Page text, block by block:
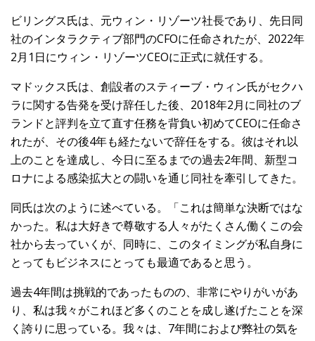
ビリングス氏は、元ウィン・リゾーツ社長であり、先日同
社のインタラクティブ部門のCFOに任命されたが、2022年
2月1日にウィン・リゾーツCEOに正式に就任する。
マドックス氏は、創設者のスティーブ・ウィン氏がセクハ
ラに関する告発を受け辞任した後、2018年2月に同社のブ
ランドと評判を立て直す任務を背負い初めてCEOに任命さ
れたが、その後4年も経たないで辞任をする。彼はそれ以
上のことを達成し、今日に至るまでの過去2年間、新型コ
ロナによる感染拡大との闘いを通じ同社を牽引してきた。
同氏は次のように述べている。「これは簡単な決断ではな
かった。私は大好きで尊敬する人々がたくさん働くこの会
社から去っていくが、同時に、このタイミングが私自身に
とってもビジネスにとっても最適であると思う。
過去4年間は挑戦的であったものの、非常にやりがいがあ
り、私は我々がこれほど多くのことを成し遂げたことを深
く誇りに思っている。我々は、7年間におよび弊社の気を